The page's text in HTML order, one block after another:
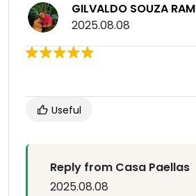
GILVALDO SOUZA
2025.08.08
Useful
Reply from Casa Paellas
2025.08.08